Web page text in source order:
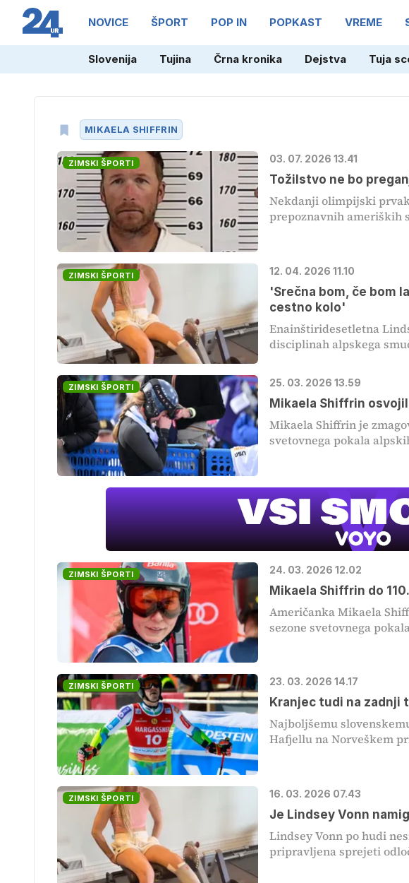
NOVICE ŠPORT POP IN POPKAST VREME
Slovenija Tujina Črna kronika Dejstva Tuja
MIKAELA SHIFFRIN
ZIMSKI ŠPORTI 03. 07. 2026 13.41
Tožilstvo ne bo
Nekdanji olimpijski
prepoznavnih ameriških
ZIMSKI ŠPORTI 12. 04. 2026 11.10
'Srečna bom, če bom
cestno kolo'
Enainštiridesetletna
disciplinah alpskega
ZIMSKI ŠPORTI 25. 03. 2026 13.59
Mikaela Shiffrin
Mikaela Shiffrin je
svetovnega pokala
ZIMSKI ŠPORTI 24. 03. 2026 12.02
Mikaela Shiffrin do
Američanka Mikaela
sezone svetovnega
ZIMSKI ŠPORTI 23. 03. 2026 14.17
Kranjec tudi na zadnji
Najboljšemu
Hafjellu na Norveškem
ZIMSKI ŠPORTI 16. 03. 2026 07.43
Je Lindsey Vonn
Lindsey Vonn po hudi
pripravljena sprejeti